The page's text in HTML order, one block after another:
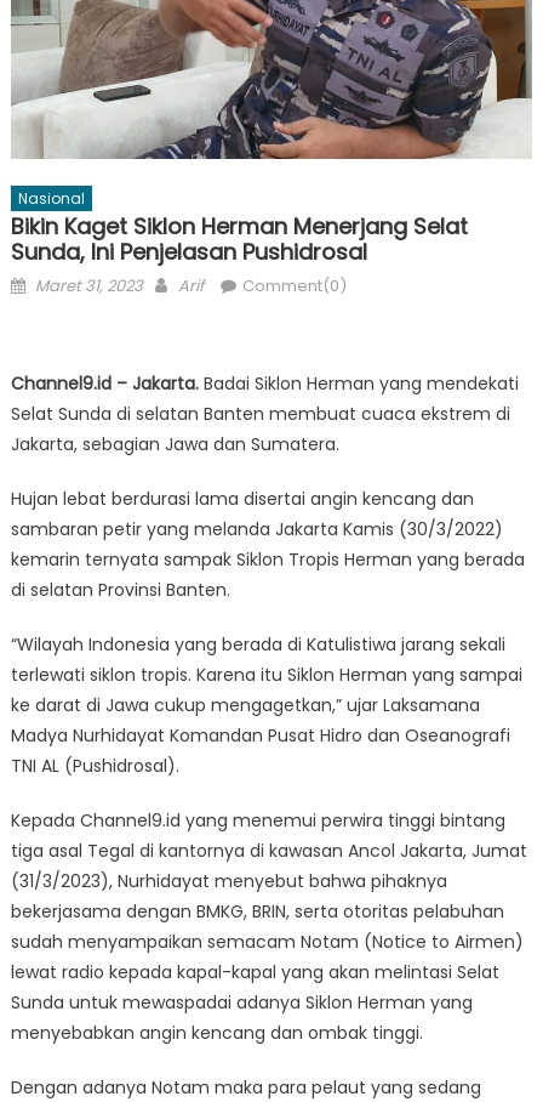
Nasional
Bikin Kaget Siklon Herman Menerjang Selat
Sunda, Ini Penjelasan Pushidrosal
Posted
Maret 31, 2023 Author
Arif Comment(0)
Channel9.id – Jakarta.Badai Siklon Herman yang mendekati
Selat Sunda di selatan Banten membuat cuaca ekstrem di
Jakarta, sebagian Jawa dan Sumatera.
Hujan lebat berdurasi lama disertai angin kencang dan
sambaran petir yang melanda Jakarta Kamis (30/3/2022)
kemarin ternyata sampak Siklon Tropis Herman yang berada
di selatan Provinsi Banten.
“Wilayah Indonesia yang berada di Katulistiwa jarang sekali
terlewati siklon tropis. Karena itu Siklon Herman yang sampai
ke darat di Jawa cukup mengagetkan,” ujar Laksamana
Madya Nurhidayat Komandan Pusat Hidro dan Oseanografi
TNI AL (Pushidrosal).
Kepada Channel9.id yang menemui perwira tinggi bintang
tiga asal Tegal di kantornya di kawasan Ancol Jakarta, Jumat
(31/3/2023), Nurhidayat menyebut bahwa pihaknya
bekerjasama dengan BMKG, BRIN, serta otoritas pelabuhan
sudah menyampaikan semacam Notam (Notice to Airmen)
lewat radio kepada kapal-kapal yang akan melintasi Selat
Sunda untuk mewaspadai adanya Siklon Herman yang
menyebabkan angin kencang dan ombak tinggi.
Dengan adanya Notam maka para pelaut yang sedang